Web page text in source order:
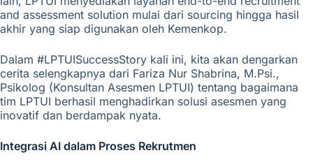
and assessment solution mulai dari sourcing hingga hasil
akhir yang siap digunakan oleh Kemenkop.
Dalam #LPTUISuccessStory kali ini, kita akan dengarkan
cerita selengkapnya dari Fariza Nur Shabrina, M.Psi.,
Psikolog (Konsultan Asesmen LPTUI) tentang bagaimana
tim LPTUI berhasil menghadirkan solusi asesmen yang
inovatif dan berdampak nyata.
Integrasi AI dalam Proses Rekrutmen